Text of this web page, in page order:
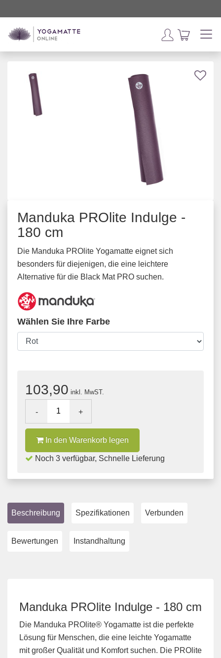
Manduka PROlite Indulge -
180 cm
Die Manduka PROlite Yogamatte eignet sich
besonders für diejenigen, die eine leichtere
Alternative für die Black Mat PRO suchen.
Wählen Sie Ihre Farbe
103,90 inkl. MwST.
- +
In den Warenkorb legen
Noch 3 verfügbar, Schnelle Lieferung
Beschreibung Spezifikationen Verbunden
Bewertungen Instandhaltung
Manduka PROlite Indulge - 180 cm
Die Manduka PROlite® Yogamatte ist die perfekte
Lösung für Menschen, die eine leichte Yogamatte
mit großer Qualität und Komfort suchen. Die PROlite